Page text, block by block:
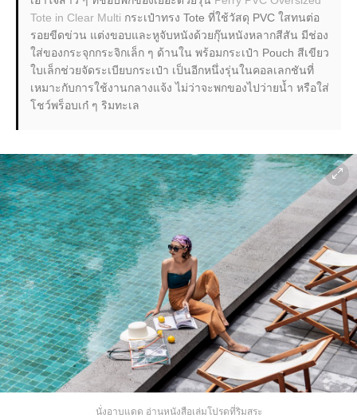
Tote in Clear Multi กระเป๋าทรง Tote ที่ใช้วัสดุ PVC ใสทนต่อ
รอยขีดข่วน แต่งขอบและหูจับหนังด้วยกุ๊นหนังหลากสีสัน มีช่อง
ใส่ของกระจุกกระจิกเล็ก ๆ ด้านใน พร้อมกระเป๋า Pouch สีเขียว
ใบเล็กช่วยจัดระเบียบกระเป๋า เป็นอีกหนึ่งรุ่นในคอลเลกชันที่
เหมาะกับการใช้งานกลางแจ้ง ไม่ว่าจะพกของไปว่ายน้ำ หรือใส่
โชว์พร็อบเก๋ ๆ ริมทะเล
นั่งอาบแดด อ่านหนังสือเล่มโปรดที่ริมสระ